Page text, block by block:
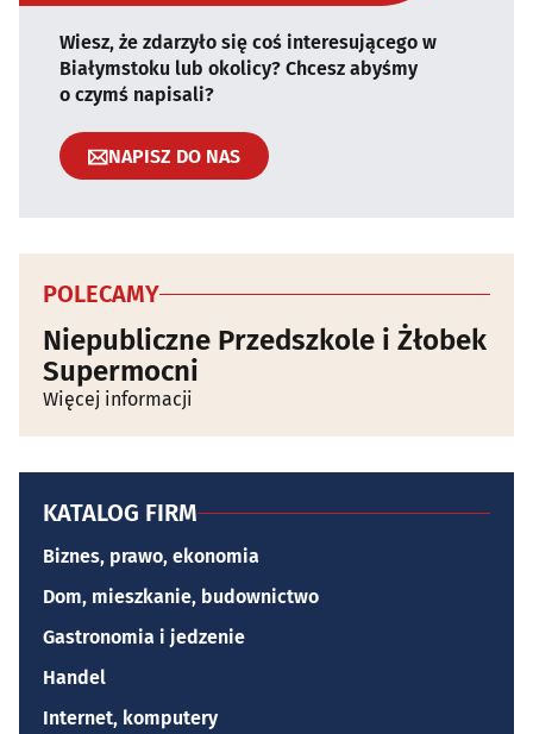
Wiesz, że zdarzyło się coś interesującego w
Białymstoku lub okolicy? Chcesz abyśmy
o czymś napisali?
NAPISZ DO NAS
POLECAMY
Niepubliczne Przedszkole i Żłobek
Supermocni
Więcej informacji
KATALOG FIRM
Biznes, prawo, ekonomia
Dom, mieszkanie, budownictwo
Gastronomia i jedzenie
Handel
Internet, komputery